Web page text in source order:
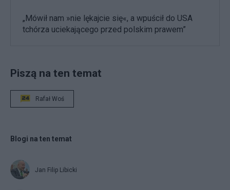
„Mówił nam »nie lękajcie się«, a wpuścił do USA
tchórza uciekającego przed polskim prawem”
Piszą na ten temat
Rafał Woś
Blogi na ten temat
Jan Filip Libicki